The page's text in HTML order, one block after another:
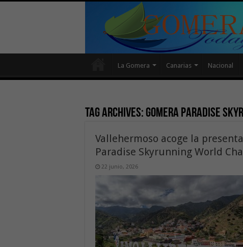
La Gomera Canarias Nacional
Tag Archives: Gomera Paradise
Vallehermoso acoge la
Paradise Skyrunning World
22 junio, 2026